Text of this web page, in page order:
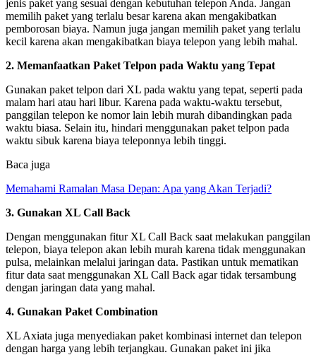
jenis paket yang sesuai dengan kebutuhan telepon Anda. Jangan
memilih paket yang terlalu besar karena akan mengakibatkan
pemborosan biaya. Namun juga jangan memilih paket yang terlalu
kecil karena akan mengakibatkan biaya telepon yang lebih mahal.
2. Memanfaatkan Paket Telpon pada Waktu yang Tepat
Gunakan paket telpon dari XL pada waktu yang tepat, seperti pada
malam hari atau hari libur. Karena pada waktu-waktu tersebut,
panggilan telepon ke nomor lain lebih murah dibandingkan pada
waktu biasa. Selain itu, hindari menggunakan paket telpon pada
waktu sibuk karena biaya teleponnya lebih tinggi.
Baca juga
Memahami Ramalan Masa Depan: Apa yang Akan Terjadi?
3. Gunakan XL Call Back
Dengan menggunakan fitur XL Call Back saat melakukan panggilan
telepon, biaya telepon akan lebih murah karena tidak menggunakan
pulsa, melainkan melalui jaringan data. Pastikan untuk mematikan
fitur data saat menggunakan XL Call Back agar tidak tersambung
dengan jaringan data yang mahal.
4. Gunakan Paket Combination
XL Axiata juga menyediakan paket kombinasi internet dan telepon
dengan harga yang lebih terjangkau. Gunakan paket ini jika